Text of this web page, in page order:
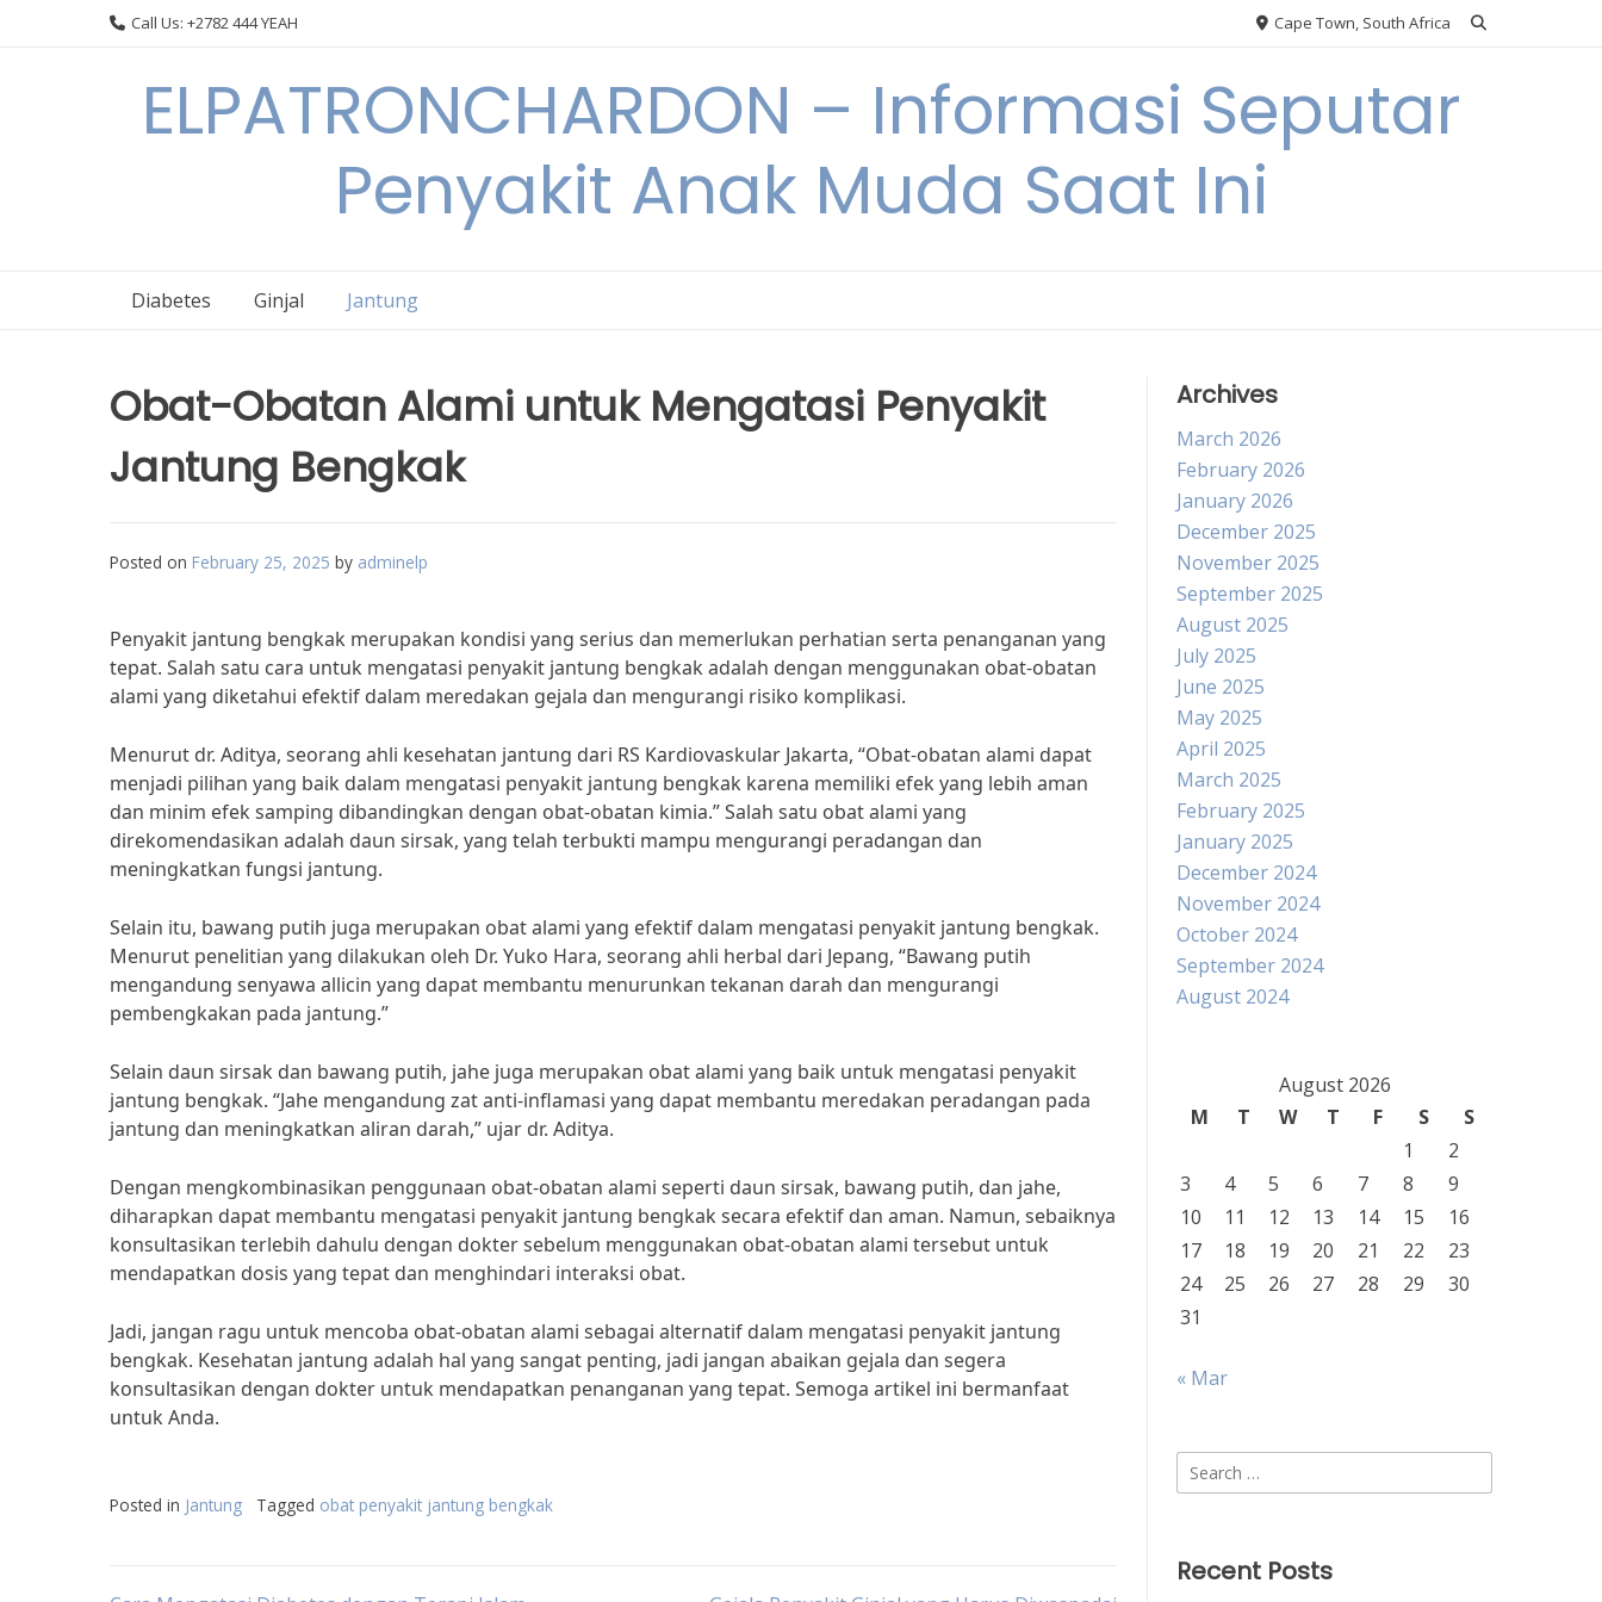
Call Us: +2782 444 YEAH Cape Town, South Africa
ELPATRONCHARDON – Informasi Seputar
Penyakit Anak Muda Saat Ini
Diabetes Ginjal Jantung
Obat-Obatan Alami untuk Mengatasi Penyakit
Jantung Bengkak
Posted on February 25, 2025 by adminelp
Penyakit jantung bengkak merupakan kondisi yang serius dan memerlukan perhatian serta penanganan yang
tepat. Salah satu cara untuk mengatasi penyakit jantung bengkak adalah dengan menggunakan obat-obatan
alami yang diketahui efektif dalam meredakan gejala dan mengurangi risiko komplikasi.
Menurut dr. Aditya, seorang ahli kesehatan jantung dari RS Kardiovaskular Jakarta, “Obat-obatan alami dapat
menjadi pilihan yang baik dalam mengatasi penyakit jantung bengkak karena memiliki efek yang lebih aman
dan minim efek samping dibandingkan dengan obat-obatan kimia.” Salah satu obat alami yang
direkomendasikan adalah daun sirsak, yang telah terbukti mampu mengurangi peradangan dan
meningkatkan fungsi jantung.
Selain itu, bawang putih juga merupakan obat alami yang efektif dalam mengatasi penyakit jantung bengkak.
Menurut penelitian yang dilakukan oleh Dr. Yuko Hara, seorang ahli herbal dari Jepang, “Bawang putih
mengandung senyawa allicin yang dapat membantu menurunkan tekanan darah dan mengurangi
pembengkakan pada jantung.”
Selain daun sirsak dan bawang putih, jahe juga merupakan obat alami yang baik untuk mengatasi penyakit
jantung bengkak. “Jahe mengandung zat anti-inflamasi yang dapat membantu meredakan peradangan pada
jantung dan meningkatkan aliran darah,” ujar dr. Aditya.
Dengan mengkombinasikan penggunaan obat-obatan alami seperti daun sirsak, bawang putih, dan jahe,
diharapkan dapat membantu mengatasi penyakit jantung bengkak secara efektif dan aman. Namun, sebaiknya
konsultasikan terlebih dahulu dengan dokter sebelum menggunakan obat-obatan alami tersebut untuk
mendapatkan dosis yang tepat dan menghindari interaksi obat.
Jadi, jangan ragu untuk mencoba obat-obatan alami sebagai alternatif dalam mengatasi penyakit jantung
bengkak. Kesehatan jantung adalah hal yang sangat penting, jadi jangan abaikan gejala dan segera
konsultasikan dengan dokter untuk mendapatkan penanganan yang tepat. Semoga artikel ini bermanfaat
untuk Anda.
Posted in Jantung Tagged obat penyakit jantung bengkak
Archives
March 2026
February 2026
January 2026
December 2025
November 2025
September 2025
August 2025
July 2025
June 2025
May 2025
April 2025
March 2025
February 2025
January 2025
December 2024
November 2024
October 2024
September 2024
August 2024
August 2026
M
T W T F S
S
1
2
3
4 5 6 7 8
9
10
11 12 13 14 15
16
17
18 19 20 21 22
23
24
25 26 27 28 29
30
31
« Mar
Search
for:
Recent Posts